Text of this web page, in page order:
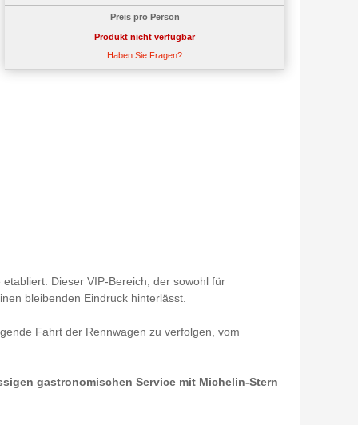
Preis pro Person
Produkt nicht verfügbar
Haben Sie Fragen?
Dieser VIP-Bereich, der sowohl für
bleibenden Eindruck hinterlässt.
Fahrt der Rennwagen zu verfolgen, vom
gastronomischen Service mit Michelin-Stern